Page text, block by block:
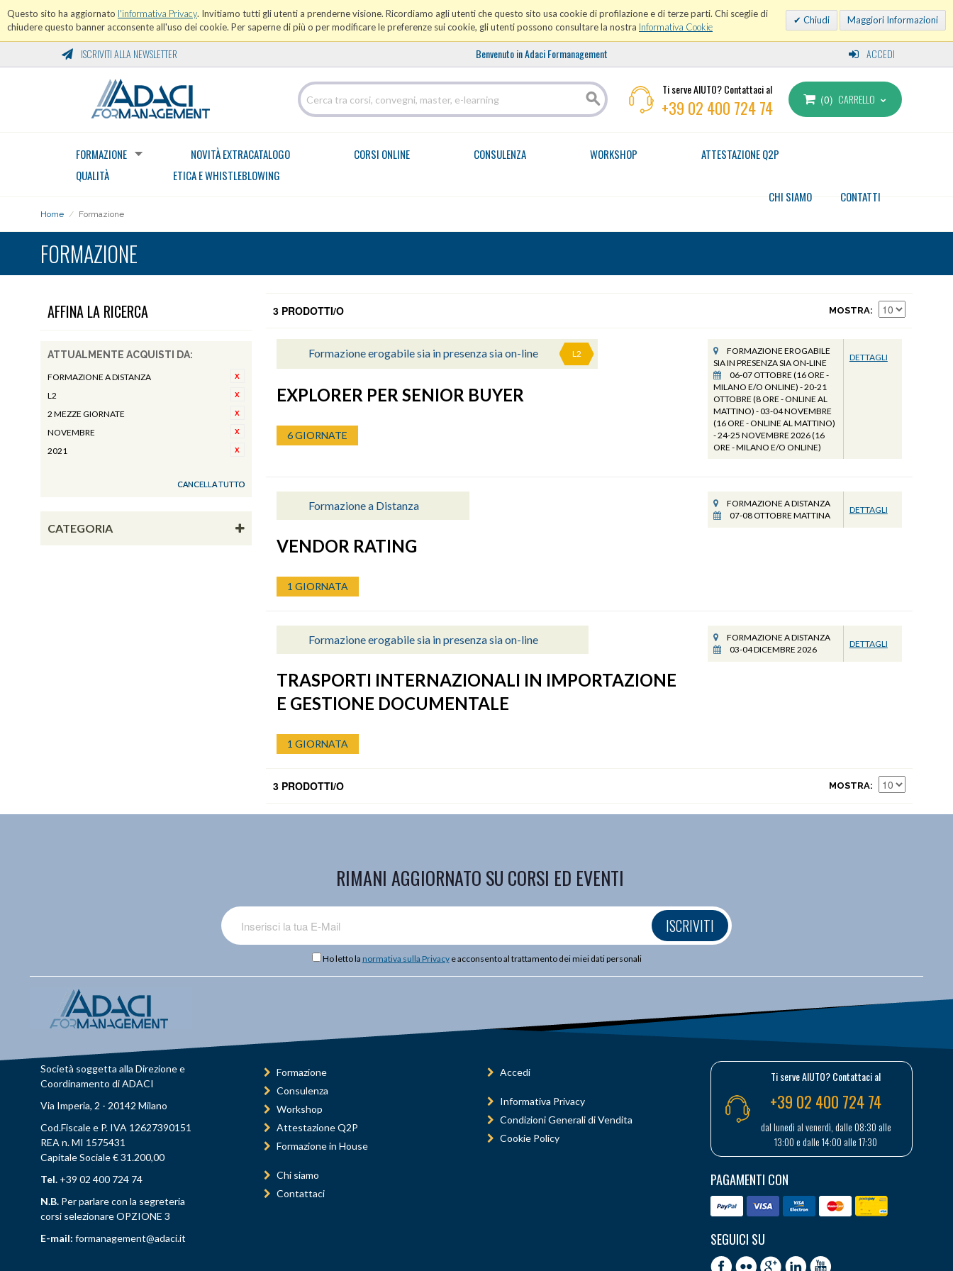
Questo sito ha aggiornato l'informativa Privacy. Invitiamo tutti gli utenti a prenderne visione. Ricordiamo agli utenti che questo sito usa cookie di profilazione e di terze parti. Chi sceglie di
chiudere questo banner acconsente all'uso dei cookie. Per saperne di più o per modificare le preferenze sui cookie, gli utenti possono consultare la nostra Informativa Cookie
Chiudi Maggiori Informazioni
ISCRIVITI ALLA NEWSLETTER Benvenuto in Adaci Formanagement ACCEDI
Ti serve AIUTO? Contattaci al
+39 02 400 724 74 0 CARRELLO
FORMAZIONE NOVITÀ EXTRACATALOGO CORSI ONLINE CONSULENZA WORKSHOP
ATTESTAZIONE Q2P
QUALITÀ
ETICA E WHISTLEBLOWING
CONTATTI
CHI SIAMO
Home / Formazione
FORMAZIONE
AFFINA LA RICERCA
ATTUALMENTE ACQUISTI DA:
FORMAZIONE A DISTANZA
L2
2 MEZZE GIORNATE
NOVEMBRE
2021
CANCELLA TUTTO
CATEGORIA
3 PRODOTTI/O MOSTRA
Formazione erogabile sia in presenza sia on-line L2
EXPLORER PER SENIOR BUYER
6 GIORNATE
FORMAZIONE EROGABILE
SIA IN PRESENZA SIA ON-LINE
06-07 OTTOBRE (16 ORE -
MILANO E/O ONLINE) - 20-21
OTTOBRE (8 ORE - ONLINE AL
MATTINO) - 03-04 NOVEMBRE
(16 ORE - ONLINE AL MATTINO)
- 24-25 NOVEMBRE 2026 (16
ORE - MILANO E/O ONLINE)
DETTAGLI
Formazione a Distanza
VENDOR RATING
1 GIORNATA
FORMAZIONE A DISTANZA
07-08 OTTOBRE MATTINA
DETTAGLI
Formazione erogabile sia in presenza sia on-line
TRASPORTI INTERNAZIONALI IN IMPORTAZIONE
E GESTIONE DOCUMENTALE
1 GIORNATA
FORMAZIONE A DISTANZA
03-04 DICEMBRE 2026
DETTAGLI
3 PRODOTTI/O MOSTRA
RIMANI AGGIORNATO SU CORSI ED EVENTI
ISCRIVITI
Ho letto la normativa sulla Privacye acconsento al trattamento dei miei dati personali
Società soggetta alla Direzione e
Coordinamento di ADACI
Via Imperia, 2 - 20142 Milano
Cod.Fiscale e P. IVA 12627390151
REA n. MI 1575431
Capitale Sociale € 31.200,00
Tel. +39 02 400 724 74
N.B. Per parlare con la segreteria
corsi selezionare OPZIONE 3
E-mail: formanagement@adaci.it
Formazione
Consulenza
Workshop
Attestazione Q2P
Formazione in House
Chi siamo
Contattaci
Accedi
Informativa Privacy
Condizioni Generali di Vendita
Cookie Policy
Ti serve AIUTO? Contattaci al
+39 02 400 724 74
dal lunedì al venerdì, dalle 08:30 alle
13:00 e dalle 14:00 alle 17:30
PAGAMENTI CON
SEGUICI SU